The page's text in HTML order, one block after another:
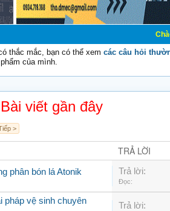
Chào mừng
thắc mắc, bạn có thể xem các câu hỏi
của mình.
Bài viết gần đây
>
TRẢ LỜI
phân bón lá Atonik Trả lời:
Đọc:
pháp vệ sinh chuyên
Trả lời: